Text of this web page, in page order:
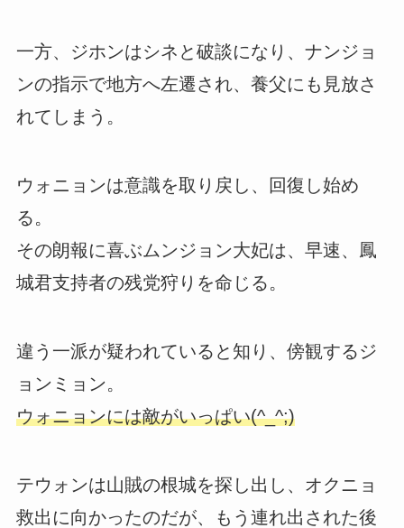
一方、ジホンはシネと破談になり、ナンジョ
ンの指示で地方へ左遷され、養父にも見放さ
れてしまう。
ウォニョンは意識を取り戻し、回復し始め
る。
その朗報に喜ぶムンジョン大妃は、早速、鳳
城君支持者の残党狩りを命じる。
違う一派が疑われていると知り、傍観するジ
ョンミョン。
ウォニョンには敵がいっぱい(^_^;)
テウォンは山賊の根城を探し出し、オクニョ
救出に向かったのだが、もう連れ出された後